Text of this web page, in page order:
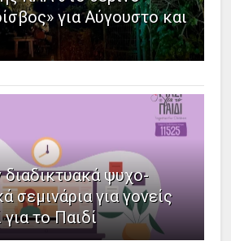
για Αύγουστο και
ψυχο-
σεμινάρια για γονείς
το Παιδί